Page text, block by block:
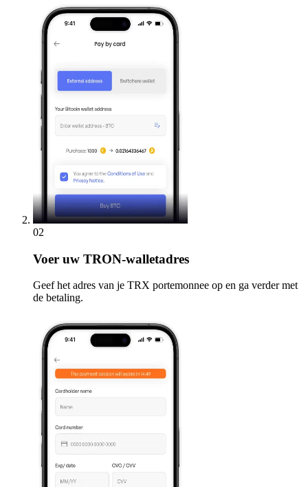
02
Voer uw TRON-walletadres
Geef het adres van je TRX portemonnee op en ga verder met
de betaling.